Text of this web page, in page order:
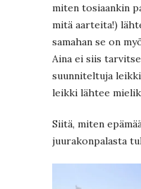
miten tosiaankin
mitä aarteita!)
samahan se on
Aina ei siis
suunniteltuja
leikki lähtee
Siitä, miten
juurakonpalasta